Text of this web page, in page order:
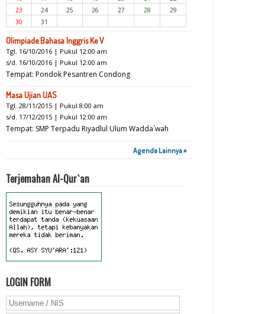
23
24 25 26 27 28
29
30
31
Olimpiade Bahasa Inggris Ke V
Tgl. 16/10/2016 | Pukul 12:00 am
s/d. 16/10/2016 | Pukul 12:00 am
Tempat: Pondok Pesantren Condong
Masa Ujian UAS
Tgl. 28/11/2015 | Pukul 8:00 am
s/d. 17/12/2015 | Pukul 12:00 am
Tempat: SMP Terpadu Riyadlul Ulum Wadda`wah
Agenda Lainnya »
Terjemahan Al-Qur`an
LOGIN FORM